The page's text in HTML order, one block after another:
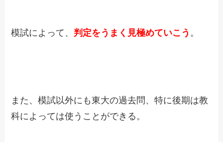
模試によって、 判定をうまく見極めていこう 。
また、模試以外にも東大の過去問、特に後期は教
科によっては使うことができる。